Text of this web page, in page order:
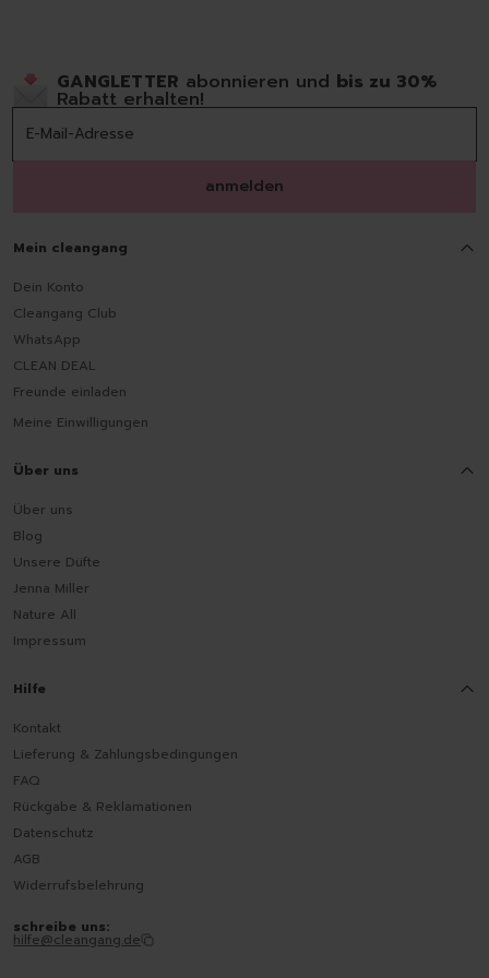
GANGLETTER abonnieren und bis zu 30%
Rabatt erhalten!
anmelden
Mein cleangang
Dein Konto
Cleangang Club
WhatsApp
CLEAN DEAL
Freunde einladen
Meine Einwilligungen
Über uns
Über uns
Blog
Unsere Düfte
Jenna Miller
Nature All
Impressum
Hilfe
Kontakt
Lieferung & Zahlungsbedingungen
FAQ
Rückgabe & Reklamationen
Datenschutz
AGB
Widerrufsbelehrung
schreibe uns:
hilfe@cleangang.de